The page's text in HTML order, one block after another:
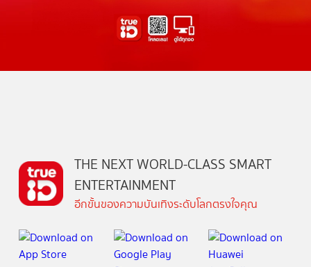
THE NEXT WORLD-CLASS SMART
ENTERTAINMENT
อีกขั้นของความบันเทิงระดับโลกตรงใจคุณ